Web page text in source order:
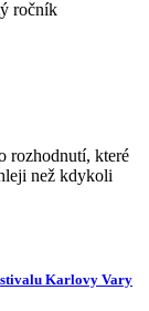
ročník
rozhodnutí, které
než kdykoli
Karlovy Vary